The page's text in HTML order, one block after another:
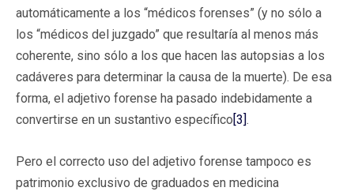
automáticamente a los “médicos forenses” (y no sólo a
los “médicos del juzgado” que resultaría al menos más
coherente, sino sólo a los que hacen las autopsias a los
cadáveres para determinar la causa de la muerte). De esa
forma, el adjetivo forense ha pasado indebidamente a
convertirse en un sustantivo específico[3].
Pero el correcto uso del adjetivo forense tampoco es
patrimonio exclusivo de graduados en medicina